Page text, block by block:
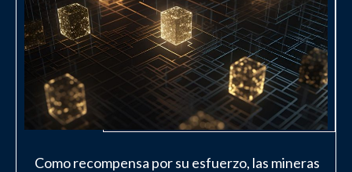
Como recompensa por su esfuerzo, las mineras